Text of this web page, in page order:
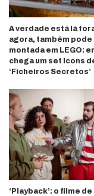
A verdade está lá
agora, também pode
montada em LEGO:
chega um set Icons
‘Ficheiros Secretos’
‘Playback’: o filme